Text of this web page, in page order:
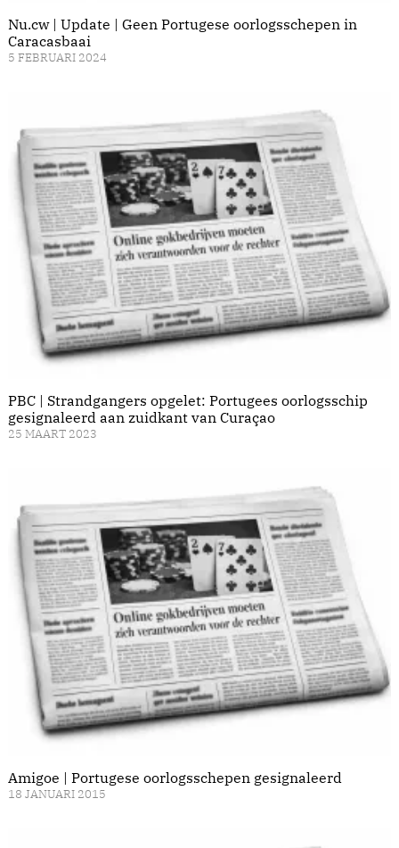
Nu.cw | Update | Geen Portugese oorlogsschepen in
Caracasbaai
5 FEBRUARI 2024
PBC | Strandgangers opgelet: Portugees oorlogsschip
gesignaleerd aan zuidkant van Curaçao
25 MAART 2023
Amigoe | Portugese oorlogsschepen gesignaleerd
18 JANUARI 2015